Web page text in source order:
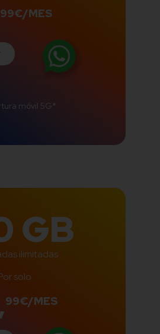
99€/MES
móvil 5G*
GB
ilimitadas
solo
99€/MES